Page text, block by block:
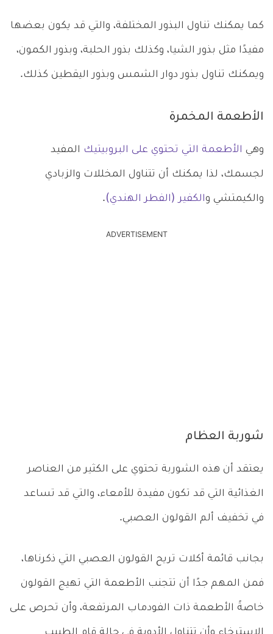
كما يمكنك تناول البذور المختلفة، والتي قد يكون بعضها
مفيدًا مثل بذور الشيا، وكذلك بذور الحلبة، وبذور الكمون،
ويمكنك تناول بذور دوار الشمس وبذور اليقطين كذلك.
الأطعمة المخمرة
وهي الأطعمة التي تحتوي على البروبيتيك المفيد
لجسمك، لذا يمكنك أن تتناول المخللات والزبادي
والكيمتشي والكفير (الفطر الهندي).
ADVERTISEMENT
شوربة العظام
يعتقد أن هذه الشوربة تحتوي على الكثير من العناصر
الغذائية التي قد تكون مفيدة للأمعاء، والتي قد تساعد
في تخفيف ألم القولون العصبي.
بجانب قائمة أكلات تريح القولون العصبي التي ذكرناها،
فمن المهم جدًا أن تتجنب الأطعمة التي تهيج القولون
خاصةً الأطعمة ذات الفودماب المرتفعة، وأن تحرص على